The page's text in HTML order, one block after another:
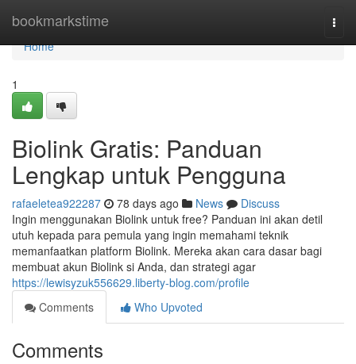
bookmarkstime
Home
Home
1
Biolink Gratis: Panduan
Lengkap untuk Pengguna
rafaeletea922287 78 days ago News
Discuss
Ingin menggunakan Biolink untuk free? Panduan ini akan detil
utuh kepada para pemula yang ingin memahami teknik
memanfaatkan platform Biolink. Mereka akan cara dasar bagi
membuat akun Biolink si Anda, dan strategi agar
https://lewisyzuk556629.liberty-blog.com/profile
Comments
Who Upvoted
Comments